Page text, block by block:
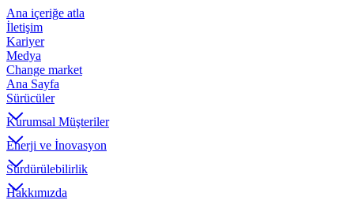
Ana içeriğe atla
İletişim
Kariyer
Medya
Change market
Ana Sayfa
Sürücüler
Kurumsal Müşteriler
Enerji ve İnovasyon
Sürdürülebilirlik
Hakkımızda